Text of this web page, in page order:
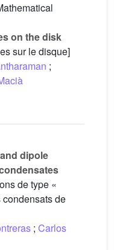
on the disk
sur le disque]
;
dipole
de type «
de
; Carlos